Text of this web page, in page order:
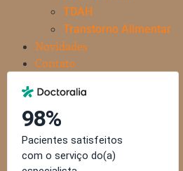
TDAH
Transtorno Alimentar
Novidades
Contato